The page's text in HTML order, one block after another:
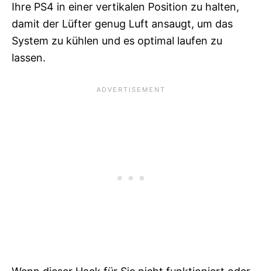
Ihre PS4 in einer vertikalen Position zu halten,
damit der Lüfter genug Luft ansaugt, um das
System zu kühlen und es optimal laufen zu
lassen.